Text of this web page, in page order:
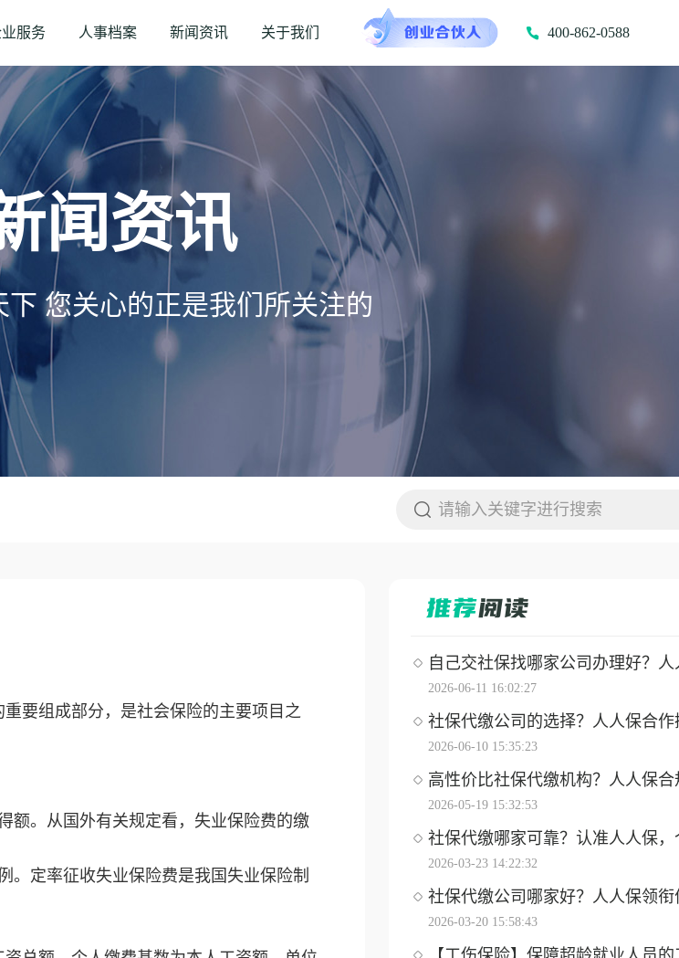
服务 人事档案 新闻资讯 关于我们 400-862-0588
闻资讯
下 您关心的正是我们所关注的
要组成部分，是社会保险的主要项目之
额。从国外有关规定看，失业保险费的缴
。定率征收失业保险费是我国失业保险制
自己交社保找哪家公司办理好？人
2026-06-11 16:02:27
社保代缴公司的选择？人人保合作
2026-06-10 15:35:23
高性价比社保代缴机构？人人保合
2026-05-19 15:32:53
社保代缴哪家可靠？认准人人保，
2026-03-23 14:22:32
社保代缴公司哪家好？人人保领衔
2026-03-20 15:58:43